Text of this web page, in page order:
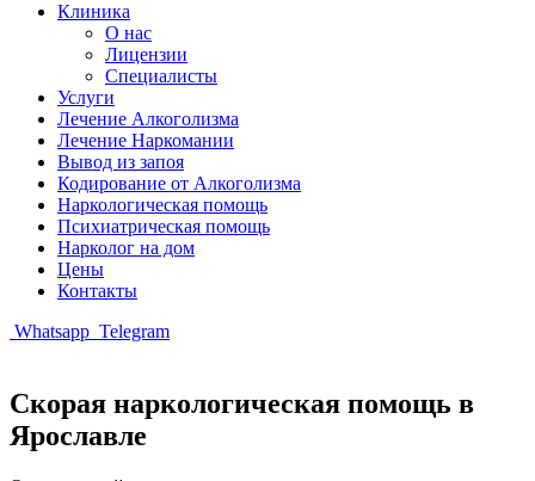
Клиника
О нас
Лицензии
Специалисты
Услуги
Лечение Алкоголизма
Лечение Наркомании
Вывод из запоя
Кодирование от Алкоголизма
Наркологическая помощь
Психиатрическая помощь
Нарколог на дом
Цены
Контакты
Whatsapp Telegram
Скорая наркологическая помощь в
Ярославле